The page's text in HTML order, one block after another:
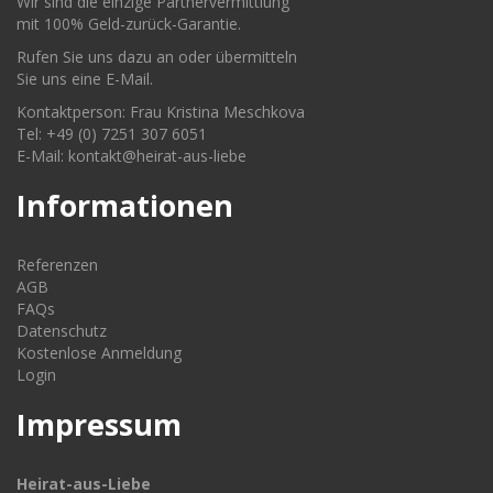
mit 100% Geld-zurück-Garantie.
Rufen Sie uns dazu an oder übermitteln
Sie uns eine E-Mail.
Kontaktperson: Frau Kristina Meschkova
Tel: +49 (0) 7251 307 6051
E-Mail: kontakt@heirat-aus-liebe
Informationen
Referenzen
AGB
FAQs
Datenschutz
Kostenlose Anmeldung
Login
Impressum
Heirat-aus-Liebe